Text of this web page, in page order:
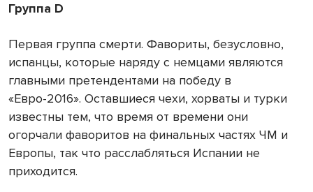
Группа D
Первая группа смерти. Фавориты, безусловно,
испанцы, которые наряду с немцами являются
главными претендентами на победу в
«Евро-2016». Оставшиеся чехи, хорваты и турки
известны тем, что время от времени они
огорчали фаворитов на финальных частях ЧМ и
Европы, так что расслабляться Испании не
приходится.